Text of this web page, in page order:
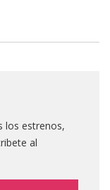
los estrenos,
al